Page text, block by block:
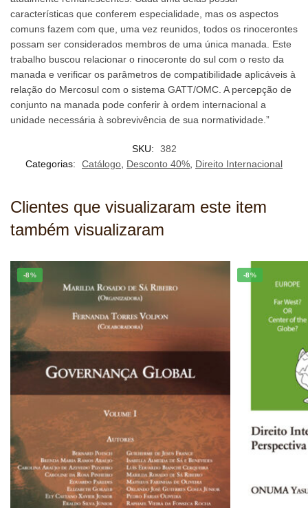
características que conferem especialidade, mas os aspectos
comuns fazem com que, uma vez reunidos, todos os rinocerontes
possam ser considerados membros de uma única manada. Este
trabalho buscou relacionar o rinoceronte do sul com o resto da
manada e verificar os parâmetros de compatibilidade aplicáveis à
relação do Mercosul com o sistema GATT/OMC. A percepção de
conjunto na manada pode conferir à ordem internacional a
unidade necessária à sobrevivência de sua normatividade.”
SKU:
382
Categorias:
Catálogo, Desconto 40%, Direito Internacional
Clientes que visualizaram este item
também visualizaram
-8% -8%